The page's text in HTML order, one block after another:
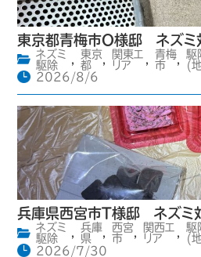
東京都青梅市O様邸 ネズミ
ネズミ
駆除
東京
都
関東エ
リア
青梅
市
駆
(
2026/8/6
兵庫県西宮市T様邸 ネズミ
ネズミ
駆除
,
兵庫
県
,
西宮
市
,
関西エ
リア
,
駆
(
2026/7/30